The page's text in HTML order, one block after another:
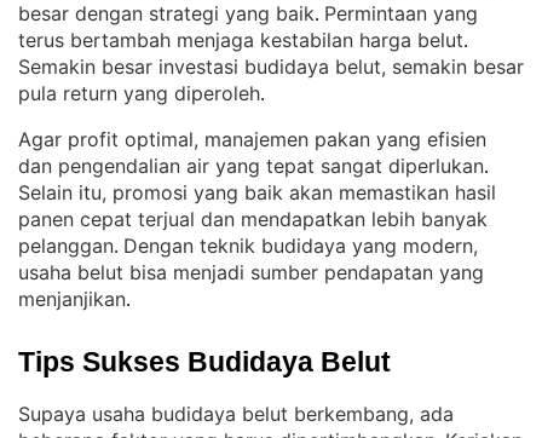
besar dengan strategi yang baik. Permintaan yang
terus bertambah menjaga kestabilan harga belut
Semakin besar investasi budidaya belut, semakin besar
pula return yang diperoleh.
Agar profit optimal, manajemen pakan yang efisien
dan pengendalian air yang tepat sangat diperlukan
Selain itu, promosi yang baik akan memastikan hasil
panen cepat terjual dan mendapatkan lebih banyak
pelanggan. Dengan teknik budidaya yang modern,
usaha belut bisa menjadi sumber pendapatan yang
menjanjikan.
Tips Sukses Budidaya Belut
Supaya usaha budidaya belut berkembang, ada